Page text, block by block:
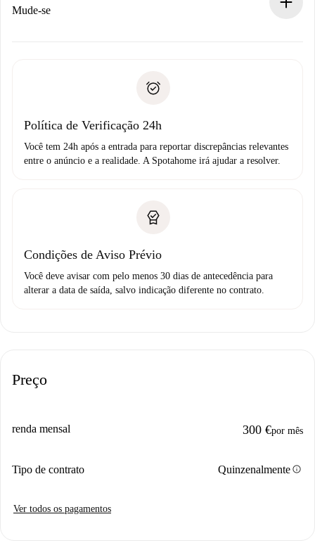
Se recusada: não cobraremos nada e ofereceremos
Débito direto bancário
Mude-se
não comunicar nenhum problema.
Política de Verificação 24h
Você tem 24h após a entrada para reportar discrepâncias relevantes
entre o anúncio e a realidade. A Spotahome irá ajudar a resolver.
Condições de Aviso Prévio
Você deve avisar com pelo menos 30 dias de antecedência para
alterar a data de saída, salvo indicação diferente no contrato.
Preço
renda mensal 300 €por mês
Tipo de contrato Quinzenalmenteinfo
Ver todos os pagamentos